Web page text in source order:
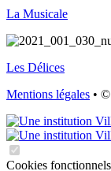
La Musicale
Les Délices
Mentions légales •
Cookies fonctionnels